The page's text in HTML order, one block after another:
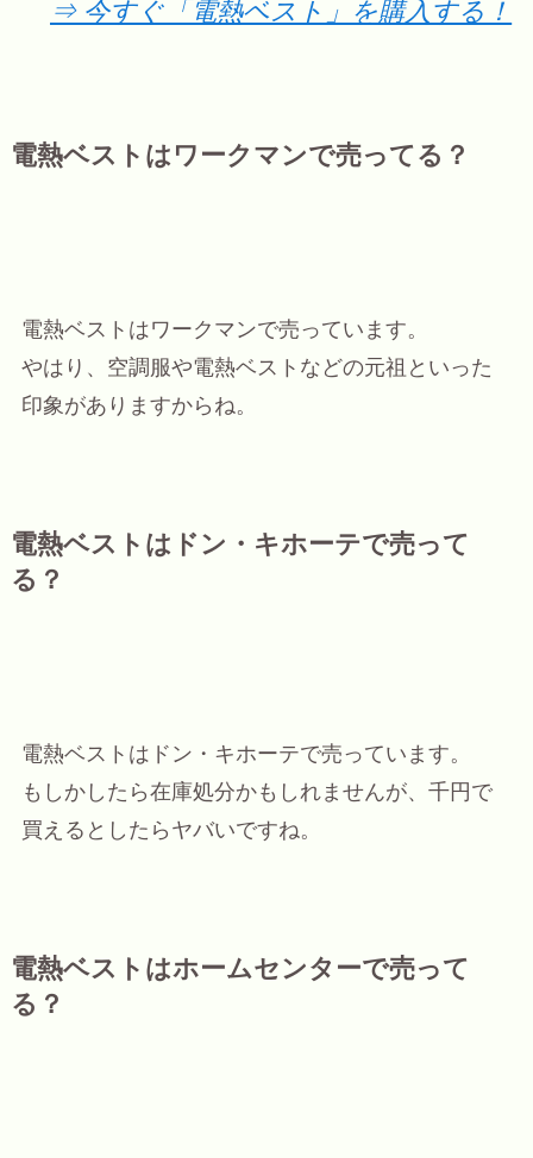
⇒ 今すぐ「電熱ベスト」を購入する！
電熱ベストはワークマンで売ってる？
電熱ベストはワークマンで売っています。
やはり、空調服や電熱ベストなどの元祖といった
印象がありますからね。
電熱ベストはドン・キホーテで売って
る？
電熱ベストはドン・キホーテで売っています。
もしかしたら在庫処分かもしれませんが、千円で
買えるとしたらヤバいですね。
電熱ベストはホームセンターで売って
る？